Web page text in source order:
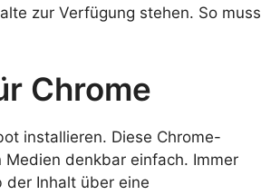
zur Verfügung stehen. So muss
Chrome
installieren. Diese Chrome-
denkbar einfach. Immer
Inhalt über eine